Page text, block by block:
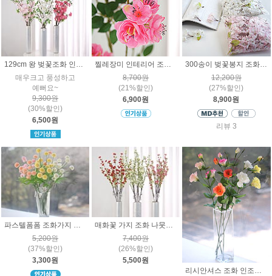
129cm 왕 벚꽃조화 인조나무 인테리어 가지장식
매우크고 풍성하고
예뻐요~
9,300원
(30%할인)
6,500원
찔레장미 인테리어 조화꽃 가지 장식 90cm
8,700원
(21%할인)
6,900원
300송이 벚꽃봉지 조화꽃잎 나무잎사귀
12,200원
(27%할인)
8,900원
리뷰 3
파스텔폼폼 조화가지 인테리어 장식 소품꽃
5,200원
(37%할인)
3,300원
매화꽃 가지 조화 나뭇가지 인조목 인테리어장식 봄꽃
7,400원
(26%할인)
5,500원
리시안셔스 조화 인조꽃 생화 느낌 플라워 가지 인테리어 장식